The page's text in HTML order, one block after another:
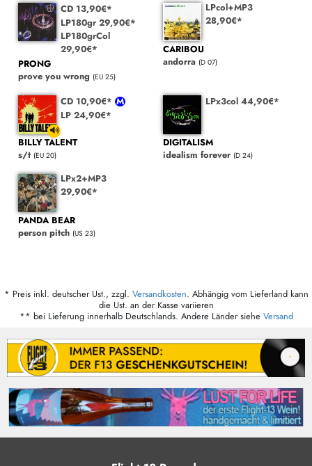
CD 13,90€*
LP180gr 29,90€*
LP180grCol
29,90€*
PRONG
prove you wrong (EU 25)
LPcol+MP3
28,90€*
CARIBOU
andorra (D 07)
CD 10,90€*
LP 24,90€*
BILLY TALENT
s/t (EU 20)
LPx3col 44,90€*
DIGITALISM
idealism forever (D 24)
LPx2+MP3
29,90€*
PANDA BEAR
person pitch (US 23)
* Preis inkl. deutscher Ust., zzgl. Versandkosten. Abhängig vom Lieferland kann
die Ust. an der Kasse variieren
** bei Lieferung innerhalb Deutschlands. Andere Länder siehe Versand